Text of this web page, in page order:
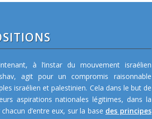
à l’instar du mouvement israélien
agit pour un compromis raisonnable
israélien et palestinien. Cela dans le but de
aspirations nationales légitimes, dans la
d’entre eux, sur la base des principes